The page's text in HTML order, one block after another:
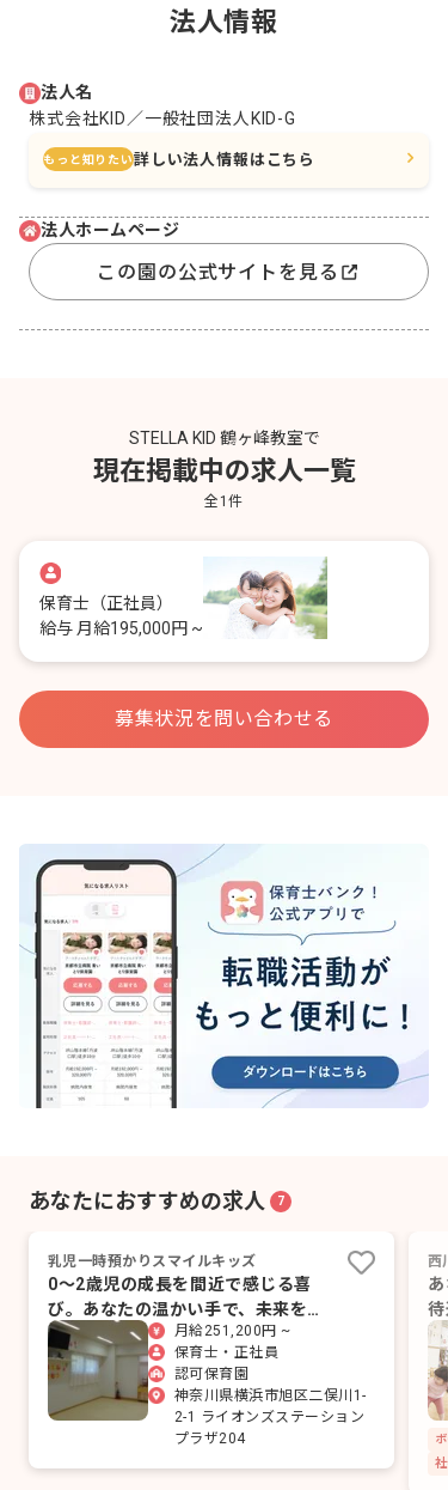
法人情報
法人名
株式会社KID／一般社団法人KID-G
もっと知りたい詳しい法人情報はこちら
法人ホームページ
この園の公式サイトを見る
STELLA KID 鶴ヶ峰教室で
現在掲載中の求人一覧
全 1件
保育士 （正社員）
給与 月給195,000円 ~
募集状況を問い合わせる
あなたにおすすめの求人 7
乳児一時預かりスマイルキッズ
0～2歳児の成長を間近で感じる喜
び。あなたの温かい手で、未来を育
みませんか？
月給251,200円 ~
保育士・正社員
認可保育園
神奈川県横浜市旭区二俣川1-
2-1 ライオンズステーション
プラザ204
西
社